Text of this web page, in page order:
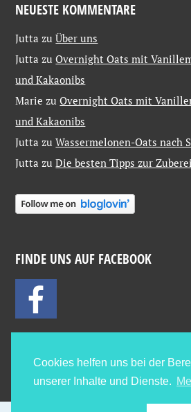
Cookies helfen uns bei der
unserer Inhalte und Dienste.
NEUESTE KOMMENTARE
Jutta zuÜber uns
Jutta zuOvernight Oats mit
und Kakaonibs
Marie zuOvernight Oats mit
und Kakaonibs
Jutta zuWassermelonen-Oats nach
Jutta zuDie besten Tipps zur
FINDE UNS AUF FACEBOOK